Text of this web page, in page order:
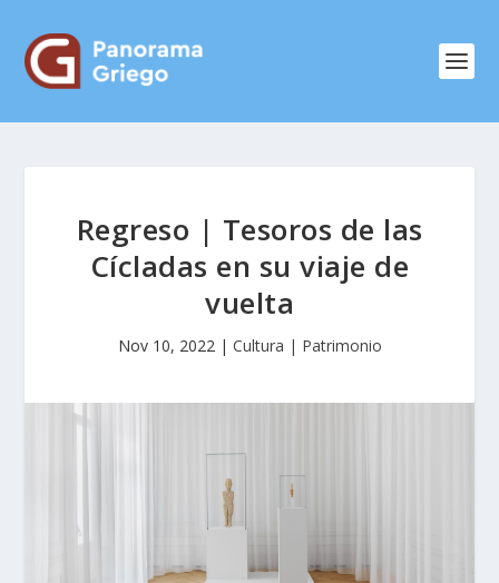
Regreso | Tesoros de las
Cícladas en su viaje de
vuelta
Nov 10, 2022| Cultura | Patrimonio